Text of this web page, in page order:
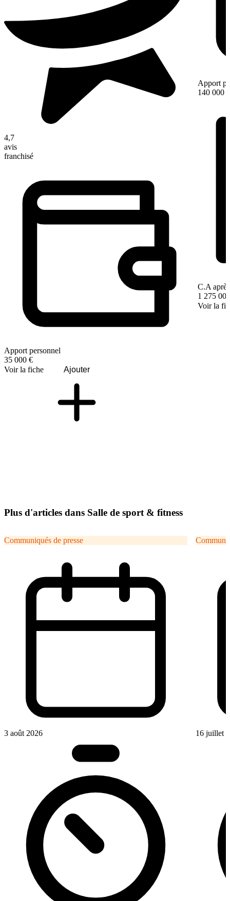
4,7
avis
franchisé
Apport personnel
35 000 €
Voir la fiche
Ajouter
Apport
140 000 €
C.A
1 275
Voir la
Plus d'articles dans Salle de sport & fitness
Communiqués de presse
3 août 2026 16 juillet